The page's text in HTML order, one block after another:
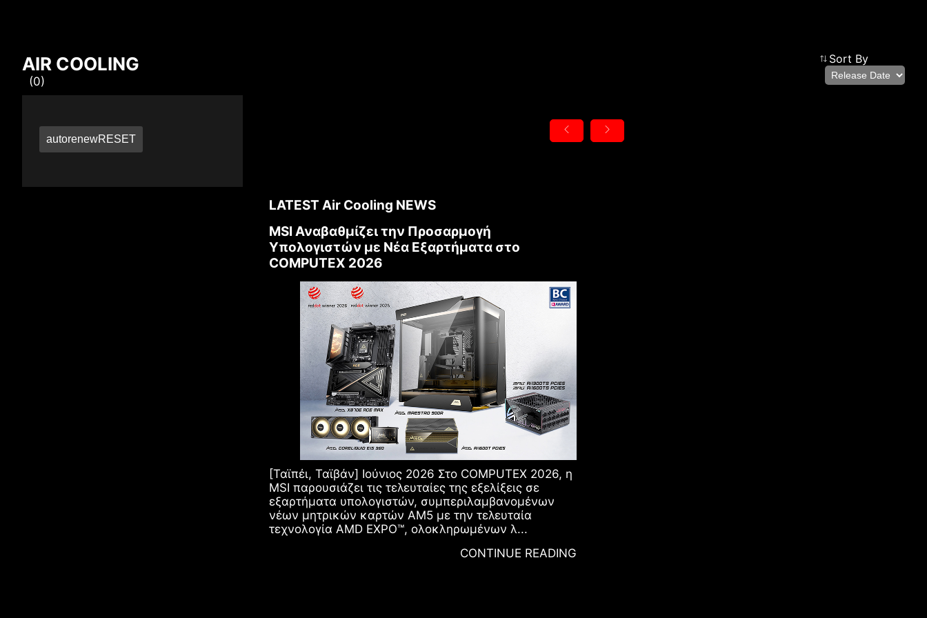
AIR COOLING
(0)
Sort By
autorenewRESET
LATEST Air Cooling NEWS
MSI Αναβαθμίζει την Προσαρμογή
Υπολογιστών με Νέα Εξαρτήματα στο
COMPUTEX 2026
[Ταϊπέι, Ταϊβάν] Ιούνιος 2026 Στο COMPUTEX 2026, η
MSI παρουσιάζει τις τελευταίες της εξελίξεις σε
εξαρτήματα υπολογιστών, συμπεριλαμβανομένων
νέων μητρικών καρτών AM5 με την τελευταία
τεχνολογία AMD EXPO™, ολοκληρωμένων λ...
CONTINUE READING
Compare Result
Differences are marked in red cmsfront_lang.Filter Back
{{item}}